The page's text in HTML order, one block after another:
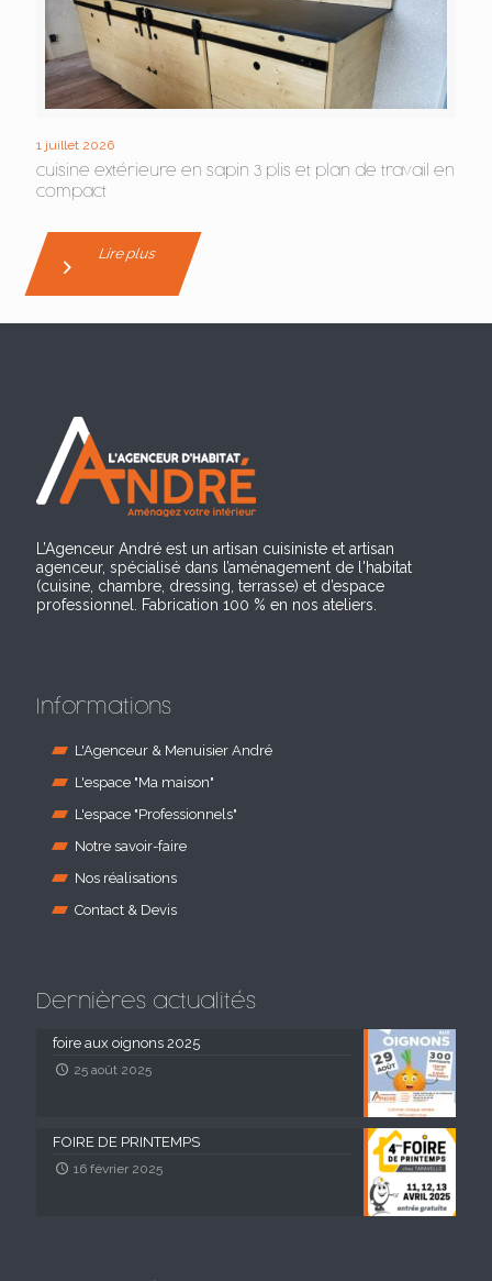
1 juillet 2026
cuisine extérieure en sapin 3 plis et plan de travail en
compact
Lire plus
L’Agenceur André est un artisan cuisiniste et artisan
agenceur, spécialisé dans l’aménagement de l'habitat
(cuisine, chambre, dressing, terrasse) et d’espace
professionnel. Fabrication 100 % en nos ateliers.
Informations
L'Agenceur & Menuisier André
L'espace "Ma maison"
L'espace "Professionnels"
Notre savoir-faire
Nos réalisations
Contact & Devis
Dernières actualités
foire aux oignons 2025
25 août 2025
FOIRE DE PRINTEMPS
16 février 2025